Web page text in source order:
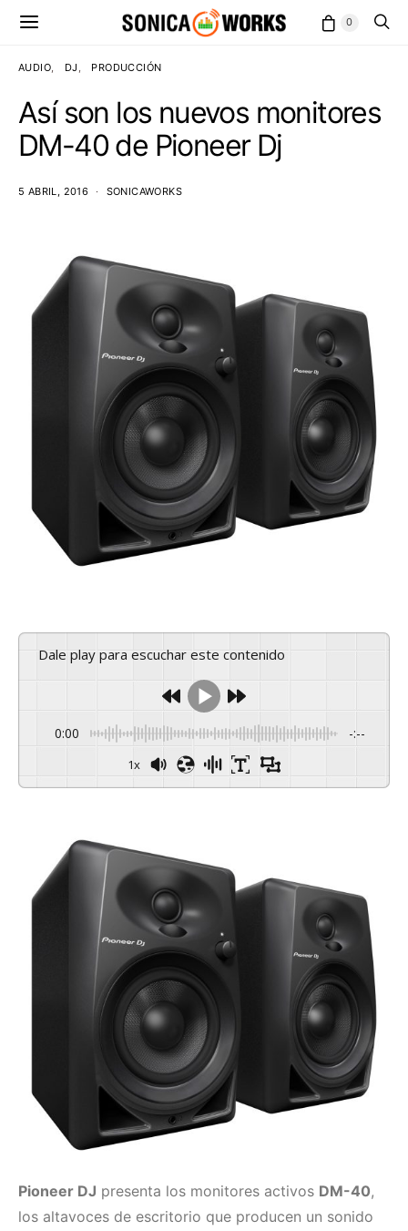
0
AUDIO DJ PRODUCCIÓN
Así son los nuevos monitores
DM-40 de Pioneer Dj
5 ABRIL, 2016 SONICAWORKS
Dale play para escuchar este contenido
0:00 -:--
1x
Pioneer DJ presenta los monitores activos DM-40,
los altavoces de escritorio que producen un sonido